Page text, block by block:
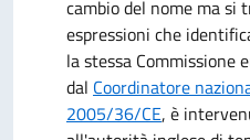
cambio del nome ma si
espressioni che
la stessa Commissione
dal Coordinatore
2005/36/CE, è